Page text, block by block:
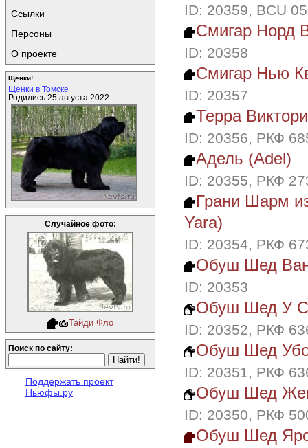
Ссылки
Персоны
О проекте
Щенки!
Щенки в Томске
Родились 25 августа 2022
Случайное фото:
Тайди Фло
Поиск по сайту:
Поддержать проект
Ньюфы.ру
ID: 20359, BCU
Смигар Норд
ID: 20358
Смигар Нью
ID: 20357
Терра
ID: 20356, РКФ
Адель (Adel)
ID: 20355, РКФ
Грани Шарм
Yara)
ID: 20354, РКФ
Обуш Шед
ID: 20353
Обуш Шед У
ID: 20352, РКФ
Обуш Шед
ID: 20351, РКФ
Обуш Шед
ID: 20350, РКФ
Обуш Шед